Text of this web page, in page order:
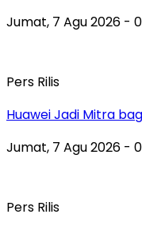
Jumat, 7 Agu 2026 -
Pers Rilis
Huawei Jadi Mitra
Jumat, 7 Agu 2026 -
Pers Rilis